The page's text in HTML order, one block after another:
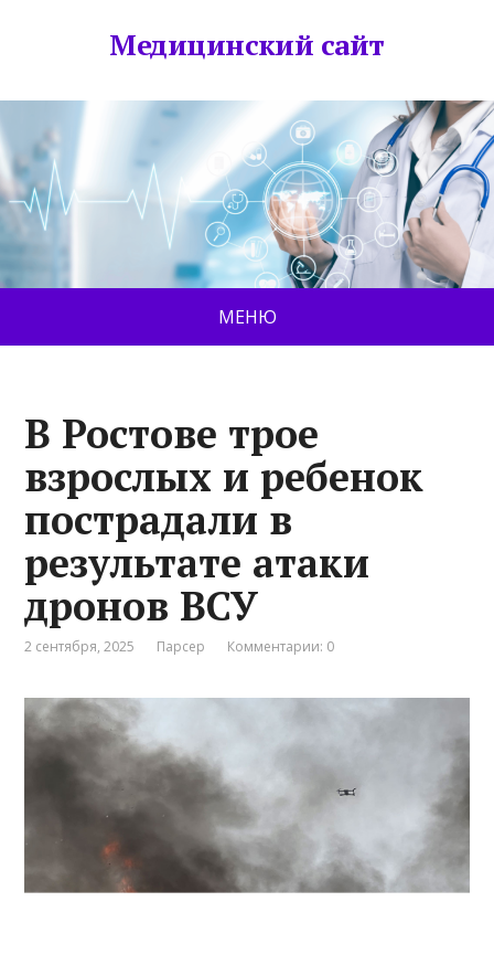
Медицинский сайт
МЕНЮ
В Ростове трое
взрослых и ребенок
пострадали в
результате атаки
дронов ВСУ
2 сентября, 2025 Парсер Комментарии: 0